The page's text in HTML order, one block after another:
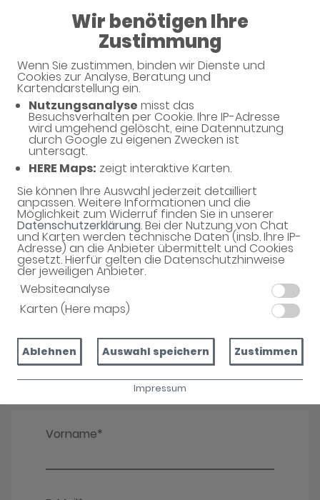
Wir benötigen Ihre
Zustimmung
Wenn Sie zustimmen, binden wir Dienste und
Cookies zur Analyse, Beratung und
Kartendarstellung ein.
Nutzungsanalyse misst das
Besuchsverhalten per Cookie. Ihre IP-Adresse
wird umgehend gelöscht, eine Datennutzung
durch Google zu eigenen Zwecken ist
untersagt.
HERE Maps: zeigt interaktive Karten.
Sie können Ihre Auswahl jederzeit detailliert
anpassen. Weitere Informationen und die
Möglichkeit zum Widerruf finden Sie in unserer
Datenschutzerklärung. Bei der Nutzung von Chat
und Karten werden technische Daten (insb. Ihre IP-
Adresse) an die Anbieter übermittelt und Cookies
gesetzt. Hierfür gelten die Datenschutzhinweise
der jeweiligen Anbieter.
Websiteanalyse
Karten (Here maps)
Ablehnen Auswahl speichern Zustimmen
Impressum
08:00 - 18:00
Apotheke am Markt
Unverbindliche Arzneimittel-
Reservierung
Apotheke am Markt
Ernst-Thälmann-Platz 7, 02788 Hirschfelde
Eine Bearbeitung und Abholung der unverbindlichen
Arzneimittel-Reservierung ist nur während der
Öffnungszeiten möglich.